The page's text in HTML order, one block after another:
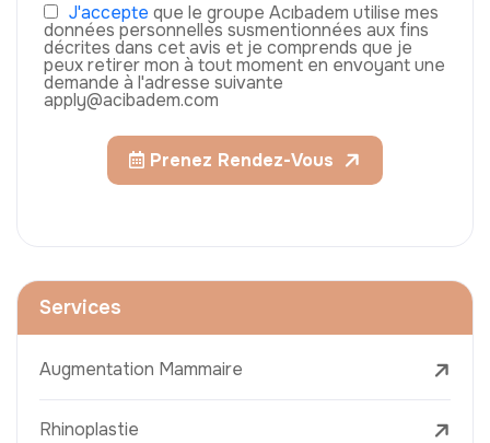
J'accepte que le groupe Acıbadem utilise mes
données personnelles susmentionnées aux fins
décrites dans cet avis et je comprends que je
peux retirer mon à tout moment en envoyant une
demande à l'adresse suivante
apply@acibadem.com
Prenez Rendez-Vous
Services
Augmentation Mammaire
Rhinoplastie